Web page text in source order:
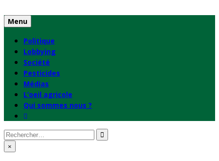
to
content
Menu
Politique
Lobbying
Société
Pesticides
Médias
L’oeil agricole
Qui sommes nous ?
Rechercher
: ×